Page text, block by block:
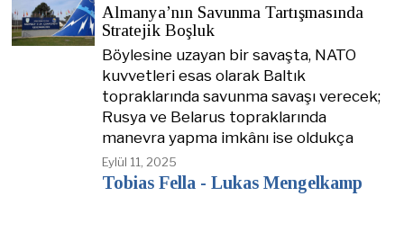
Almanya’nın Savunma Tartışmasında
Stratejik Boşluk
Böylesine uzayan bir savaşta, NATO
kuvvetleri esas olarak Baltık
topraklarında savunma savaşı verecek;
Rusya ve Belarus topraklarında
manevra yapma imkânı ise oldukça
Eylül 11, 2025
Tobias Fella - Lukas Mengelkamp